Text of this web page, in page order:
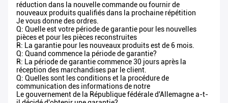
réduction dans la nouvelle commande ou fournir de
nouveaux produits qualifiés dans la prochaine répétition
Je vous donne des ordres.
Q: Quelle est votre période de garantie pour les nouvelles
pièces et pour les pièces reconstruites
R: La garantie pour les nouveaux produits est de 6 mois.
Q: Quand commence la période de garantie?
R: La période de garantie commence 30 jours après la
réception des marchandises par le client.
Q: Quelles sont les conditions et la procédure de
communication des informations de notre
Le gouvernement de la République fédérale d'Allemagne a-t-